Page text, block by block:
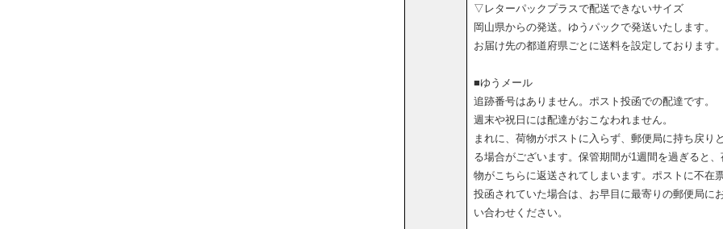
▽レターパックプラスで配送できないサイズ
岡山県からの発送。ゆうパックで発送いたします。
お届け先の都道府県ごとに送料を設定しております。
■ゆうメール
追跡番号はありません。ポスト投函での配達です。
週末や祝日には配達がおこなわれません。
まれに、荷物がポストに入らず、郵便局に持ち戻り
る場合がございます。保管期間が1週間を過ぎると、
物がこちらに返送されてしまいます。ポストに不在
投函されていた場合は、お早目に最寄りの郵便局に
い合わせください。